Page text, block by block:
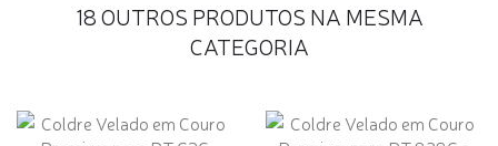
18 OUTROS PRODUTOS NA MESMA
CATEGORIA